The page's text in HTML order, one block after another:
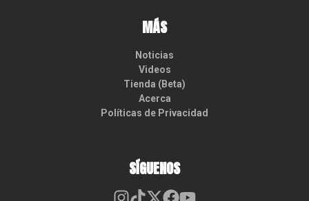
MÁS
Noticias
Videos
Tienda (Beta)
Acerca
Políticas de Privacidad
SÍGUENOS